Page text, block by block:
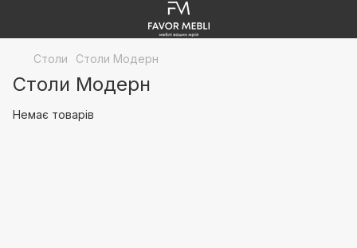
Столи Столи Модерн
Столи Модерн
Немає товарів